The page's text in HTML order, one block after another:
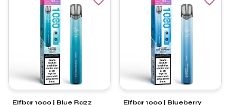
Elfbar 1000 | Blue Razz
Lägg till i favoriter
Elfbar 1000 | Blueberry